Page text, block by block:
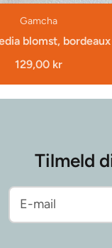
Gamcha
blomst, bordeaux
129,00 kr
Tilmeld